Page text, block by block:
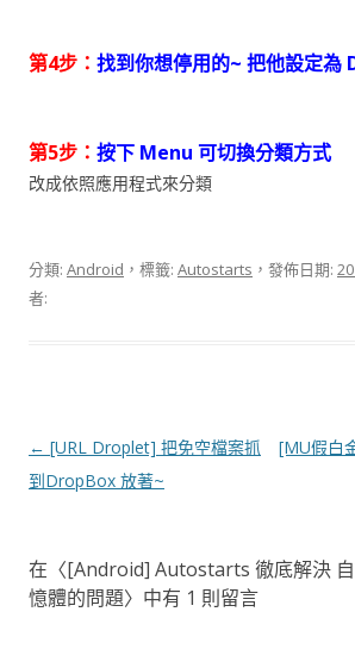
第4步： 找到你想停用的~ 把他設定為
第5步： 按下 Menu 可切換分類方式
改成依照應用程式來分類
分類: Android ，標籤: Autostarts ，發佈日期:
者:
文
章
← [URL Droplet] 把免空檔案抓
到DropBox 放著~
[MU假白
在〈[Android] Autostarts 徹底解決
憶體的問題〉中有 1 則留言